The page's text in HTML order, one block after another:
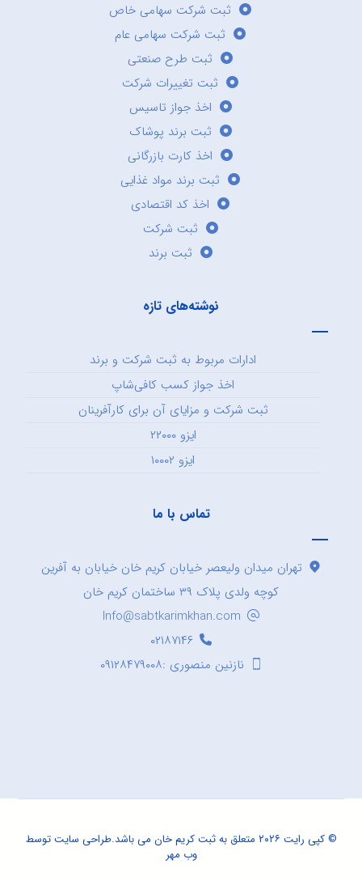
ثبت شرکت سهامی خاص
ثبت شرکت سهامی عام
ثبت طرح صنعتی
ثبت تغییرات شرکت
اخذ جواز تاسیس
ثبت برند پوشاک
اخذ کارت بازرگانی
ثبت برند مواد غذایی
اخذ کد اقتصادی
ثبت شرکت
ثبت برند
نوشته‌های تازه
ادارات مربوط به ثبت شرکت و برند
اخذ جواز کسب کافی‌شاپ
ثبت شرکت و مزایای آن برای کارآفرینان
ایزو ۲۲۰۰۰
ایزو ۱۰۰۰۲
تماس با ما
تهران میدان ولیعصر خیابان کریم خان خیابان به آفرین
کوچه ولدی پلاک ۳۹ ساختمان کریم خان
Info@sabtkarimkhan.com
۰۲۱۸۷۱۴۶
نازنین منصوری :۰۹۱۲۸۴۷۹۰۰۸
© کپی رایت ۲۰۲۶ متعلق به ثبت کریم خان می باشد. طراحی سایتتوسط
وب مهر